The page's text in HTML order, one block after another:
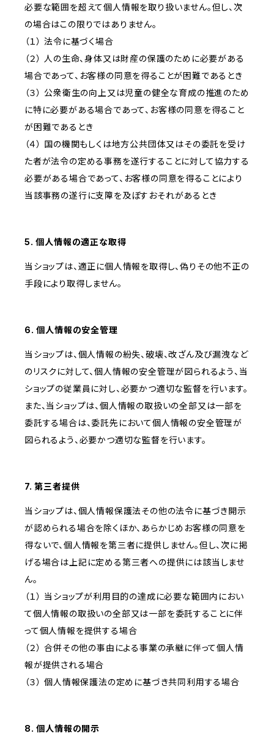
必要な範囲を超えて個人情報を取り扱いません。但し、次
の場合はこの限りではありません。
（１） 法令に基づく場合
（２） 人の生命、身体又は財産の保護のために必要がある
場合であって、お客様の同意を得ることが困難であるとき
（３） 公衆衛生の向上又は児童の健全な育成の推進のため
に特に必要がある場合であって、お客様の同意を得ること
が困難であるとき
（４） 国の機関もしくは地方公共団体又はその委託を受け
た者が法令の定める事務を遂行することに対して協力する
必要がある場合であって、お客様の同意を得ることにより
当該事務の遂行に支障を及ぼすおそれがあるとき
5. 個人情報の適正な取得
当ショップは、適正に個人情報を取得し、偽りその他不正の
手段により取得しません。
6. 個人情報の安全管理
当ショップは、個人情報の紛失、破壊、改ざん及び漏洩など
のリスクに対して、個人情報の安全管理が図られるよう、当
ショップの従業員に対し、必要かつ適切な監督を行います。
また、当ショップは、個人情報の取扱いの全部又は一部を
委託する場合は、委託先において個人情報の安全管理が
図られるよう、必要かつ適切な監督を行います。
7. 第三者提供
当ショップは、個人情報保護法その他の法令に基づき開示
が認められる場合を除くほか、あらかじめお客様の同意を
得ないで、個人情報を第三者に提供しません。但し、次に掲
げる場合は上記に定める第三者への提供には該当しませ
ん。
（１） 当ショップが利用目的の達成に必要な範囲内におい
て個人情報の取扱いの全部又は一部を委託することに伴
って個人情報を提供する場合
（２） 合併その他の事由による事業の承継に伴って個人情
報が提供される場合
（３） 個人情報保護法の定めに基づき共同利用する場合
8. 個人情報の開示